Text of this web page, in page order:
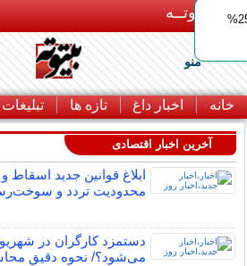
بـیتوتــه
منو
خانه اخبار داغ تازه ها
ایمپلنت اقساطی با ضمانت مادام‌العمر+ 25%
آخرین اخبار اقتصادی
محدودیت تردد و
دستمزد کارگران در
می‌شود؟/ نحوه دقیق